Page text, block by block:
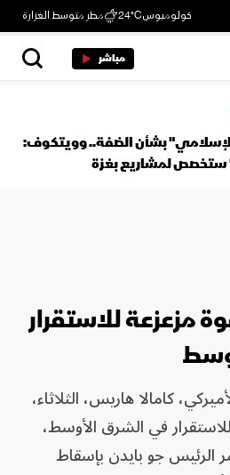
كولومبوس24°C مطر متوسط الغزارة
مباشر
الإسلامي" بشأن الضفة.. وويتكوف:
لمشاريع بغزة
مزعزعة للاستقرار
كامالا هاريس، الثلاثاء،
في الشرق الأوسط،
الرئيس جو بايدن بإسقاط